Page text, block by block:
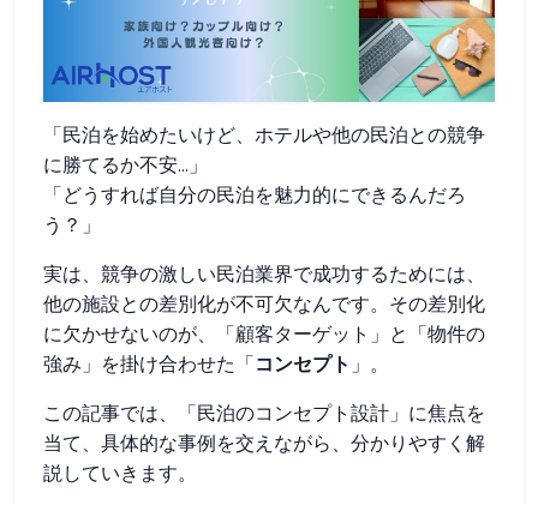
「民泊を始めたいけど、ホテルや他の民泊との競争
に勝てるか不安...」
「どうすれば自分の民泊を魅力的にできるんだろ
う？」
実は、競争の激しい民泊業界で成功するためには、
他の施設との差別化が不可欠なんです。その差別化
に欠かせないのが、「顧客ターゲット」と「物件の
強み」を掛け合わせた「コンセプト 」。
この記事では、「民泊のコンセプト設計」に焦点を
当て、具体的な事例を交えながら、分かりやすく解
説していきます。